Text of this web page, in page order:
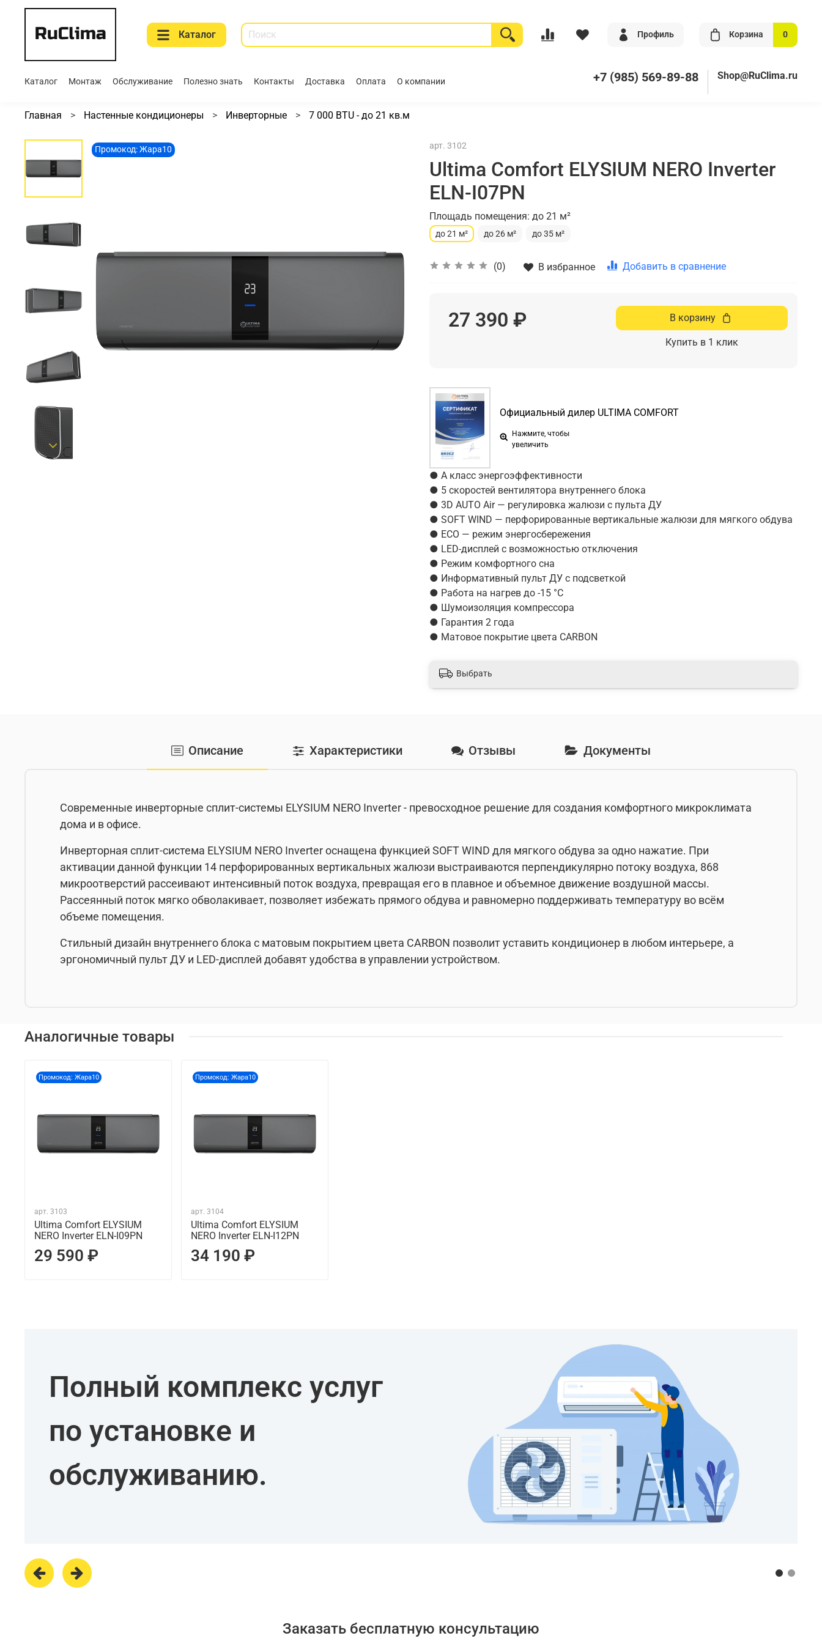
Каталог Профиль Корзина 0
Каталог Монтаж Обслуживание Полезно знать Контакты Доставка Оплата О компании +7 (985) 569-89-88 Shop@RuClima.ru
Главная Настенные кондиционеры Инверторные 7 000 BTU - до 21 кв.м
Промокод: Жара10 арт. 3102
Ultima Comfort ELYSIUM NERO Inverter
ELN-I07PN
Площадь помещения: до 21 м²
до 21 м² до 26 м² до 35 м²
(0) В избранное Добавить в сравнение
27 390 ₽ В корзину
Купить в 1 клик
Официальный дилер ULTIMA COMFORT
Нажмите, чтобы
увеличить
● А класс энергоэффективности
● 5 скоростей вентилятора внутреннего блока
● 3D AUTO Air — регулировка жалюзи с пульта ДУ
● SOFT WIND — перфорированные вертикальные жалюзи для мягкого обдува
● ЕСО — режим энергосбережения
● LED-дисплей с возможностью отключения
● Режим комфортного сна
● Информативный пульт ДУ с подсветкой
● Работа на нагрев до -15 °С
● Шумоизоляция компрессора
● Гарантия 2 года
● Матовое покрытие цвета CARBON
Выбрать
Описание Характеристики Отзывы Документы
Современные инверторные сплит-системы ELYSIUM NERO Inverter - превосходное решение для создания комфортного микроклимата
дома и в офисе.
Инверторная сплит-система ELYSIUM NERO Inverter оснащена функцией SOFT WIND для мягкого обдува за одно нажатие. При
активации данной функции 14 перфорированных вертикальных жалюзи выстраиваются перпендикулярно потоку воздуха, 868
микроотверстий рассеивают интенсивный поток воздуха, превращая его в плавное и объемное движение воздушной массы.
Рассеянный поток мягко обволакивает, позволяет избежать прямого обдува и равномерно поддерживать температуру во всём
объеме помещения.
Стильный дизайн внутреннего блока с матовым покрытием цвета CARBON позволит уставить кондиционер в любом интерьере, а
эргономичный пульт ДУ и LED-дисплей добавят удобства в управлении устройством.
Аналогичные товары
Промокод: Жара10
арт.3103
Ultima Comfort ELYSIUM
NERO Inverter ELN-I09PN
29 590 ₽
Промокод: Жара10
арт. 3104
Ultima Comfort ELYSIUM
NERO Inverter ELN-I12PN
34 190 ₽
Полный комплекс услуг
по установке и
обслуживанию.
Заказать бесплатную консультацию